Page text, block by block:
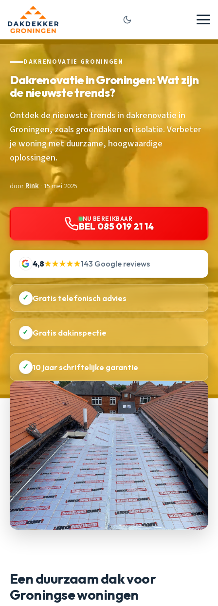
DAKRENOVATIE GRONINGEN
Dakrenovatie in Groningen: Wat zijn
de nieuwste trends?
Ontdek de nieuwste trends in dakrenovatie in
Groningen, zoals groendaken en isolatie. Verbeter
je woning met duurzame, hoogwaardige
oplossingen.
doorRink· 15 mei 2025
NU BEREIKBAAR
BEL 085 019 21 14
4,8★★★★★143 Google reviews
✓ Gratis telefonisch advies
✓ Gratis dakinspectie
✓ 10 jaar schriftelijke garantie
Een duurzaam dak voor
Groningse woningen